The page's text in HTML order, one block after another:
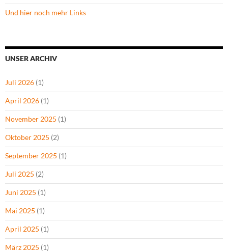
Und hier noch mehr Links
UNSER ARCHIV
Juli 2026 (1)
April 2026 (1)
November 2025 (1)
Oktober 2025 (2)
September 2025 (1)
Juli 2025 (2)
Juni 2025 (1)
Mai 2025 (1)
April 2025 (1)
März 2025 (1)